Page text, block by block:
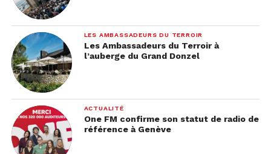
LES AMBASSADEURS DU TERROIR
Les Ambassadeurs du Terroir à
l’auberge du Grand Donzel
ACTUALITÉ
One FM confirme son statut de radio de
référence à Genève